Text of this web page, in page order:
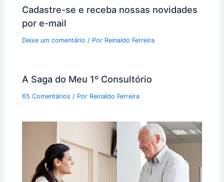
Cadastre-se e receba nossas novidades
por e-mail
Deixe um comentário / Por Reinaldo Ferreira
A Saga do Meu 1º Consultório
65 Comentários / Por Reinaldo Ferreira